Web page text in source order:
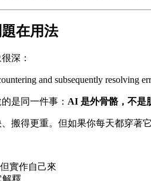
在用法
深：
and subsequently
是同一件事： AI 是外骨骼，不是
搬得更重。但如果你每天都穿著
實作自己來